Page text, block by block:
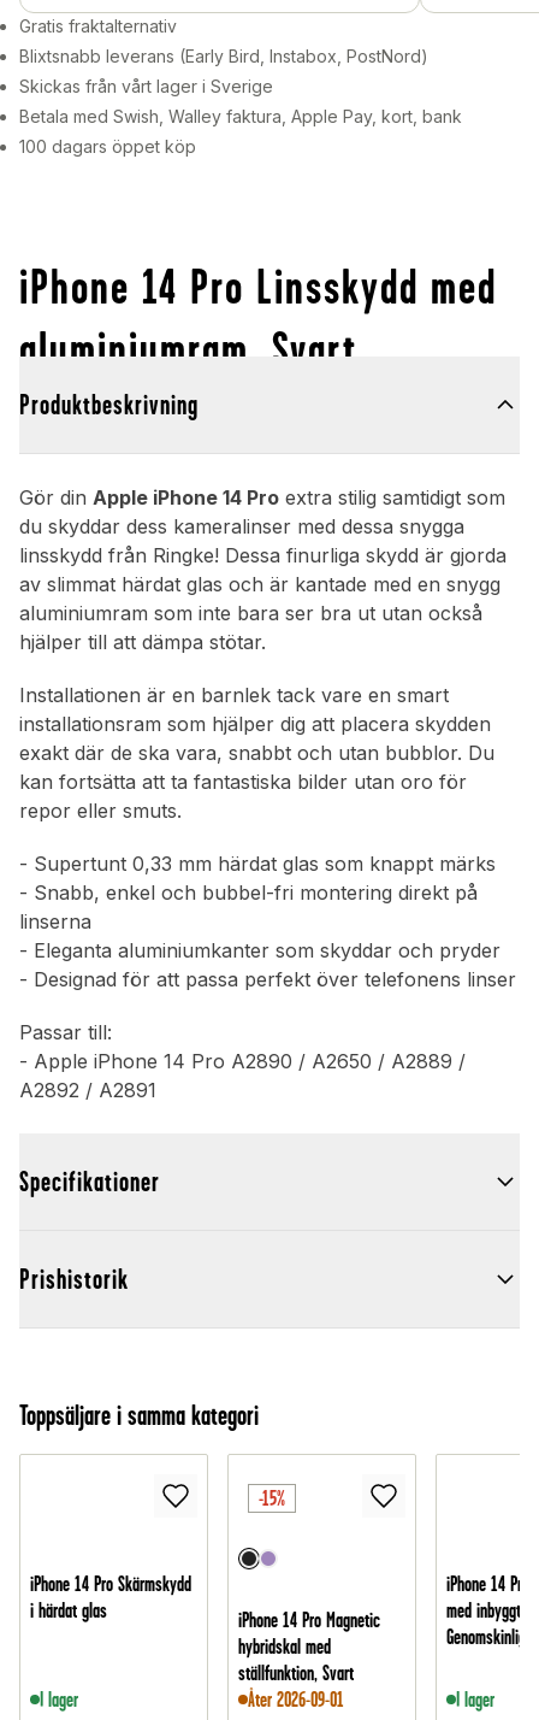
Gratis fraktalternativ
Blixtsnabb leverans (Early Bird, Instabox, PostNord)
Skickas från vårt lager i Sverige
Betala med Swish, Walley faktura, Apple Pay, kort, bank
100 dagars öppet köp
iPhone 14 Pro Linsskydd med
aluminiumram, Svart
Produktbeskrivning
Gör din Apple iPhone 14 Pro extra stilig samtidigt som
du skyddar dess kameralinser med dessa snygga
linsskydd från Ringke! Dessa finurliga skydd är gjorda
av slimmat härdat glas och är kantade med en snygg
aluminiumram som inte bara ser bra ut utan också
hjälper till att dämpa stötar.
Installationen är en barnlek tack vare en smart
installationsram som hjälper dig att placera skydden
exakt där de ska vara, snabbt och utan bubblor. Du
kan fortsätta att ta fantastiska bilder utan oro för
repor eller smuts.
- Supertunt 0,33 mm härdat glas som knappt märks
- Snabb, enkel och bubbel-fri montering direkt på
linserna
- Eleganta aluminiumkanter som skyddar och pryder
- Designad för att passa perfekt över telefonens linser
Passar till:
- Apple iPhone 14 Pro A2890 / A2650 / A2889 /
A2892 / A2891
Specifikationer
Prishistorik
Toppsäljare i samma kategori
iPhone 14 Pro Skärmskydd
i härdat glas
I lager
-15%
iPhone 14 Pro Magnetic
hybridskal med
ställfunktion, Svart
Åter 2026-09-01
iPhone 14 Pro
med inbyggt
Genomskinlig
I lager